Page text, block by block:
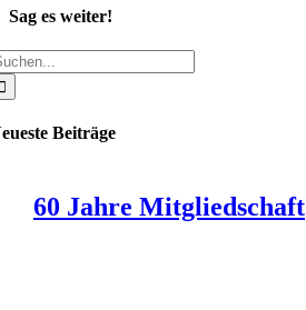
Sag es weiter!
Facebook
X
WhatsApp
Pinterest
E-
Mail
Beiträge
60 Jahre Mitgliedschaft